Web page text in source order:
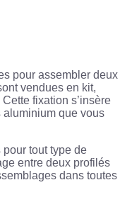
pour assembler deux
vendues en kit,
fixation s’insère
que vous
tout type de
entre deux profilés
dans toutes